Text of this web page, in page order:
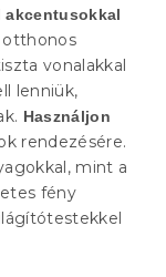
otthonos
vonalakkal
lenniük,
Használjon
rendezésére.
mint a
fény